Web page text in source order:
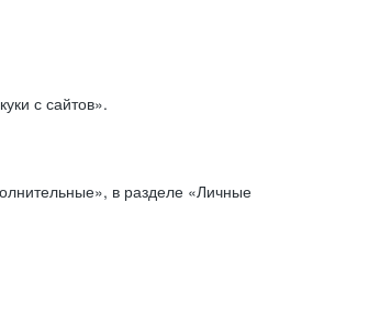
с сайтов».
в разделе «Личные